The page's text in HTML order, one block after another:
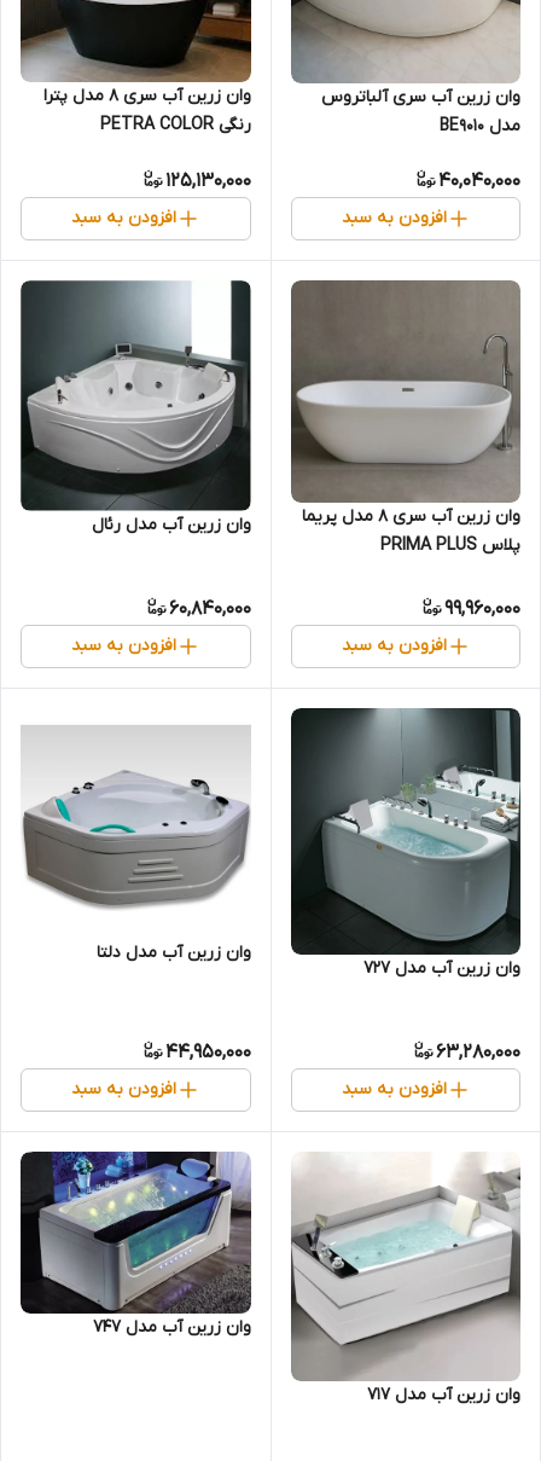
وان زرین آب سری آلباتروس
مدل BE9010
40,040,000
افزودن به سبد
وان زرین آب سری 8 مدل پترا
رنگی PETRA COLOR
125,130,000
افزودن به سبد
وان زرین آب سری 8 مدل پریما
پلاس PRIMA PLUS
99,960,000
افزودن به سبد
وان زرین آب مدل رئال
60,840,000
افزودن به سبد
وان زرین آب مدل 727
63,280,000
افزودن به سبد
وان زرین آب مدل دلتا
44,950,000
افزودن به سبد
وان زرین آب مدل 717
وان زرین آب مدل 747